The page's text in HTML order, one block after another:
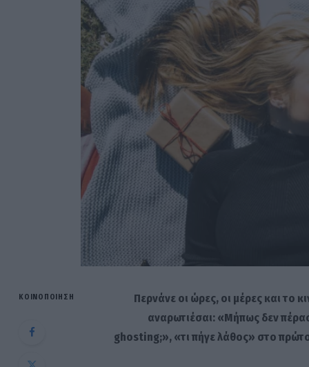
ΚΟΙΝΟΠΟΊΗΣΗ
Περνάνε οι ώρες, οι μέρες και το
αναρωτιέσαι: «Μήπως δεν
ghosting;», «τι πήγε λάθος» στο